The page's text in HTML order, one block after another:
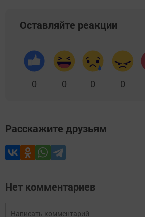
Оставляйте реакции
0 0 0 0
Расскажите друзьям
Нет комментариев